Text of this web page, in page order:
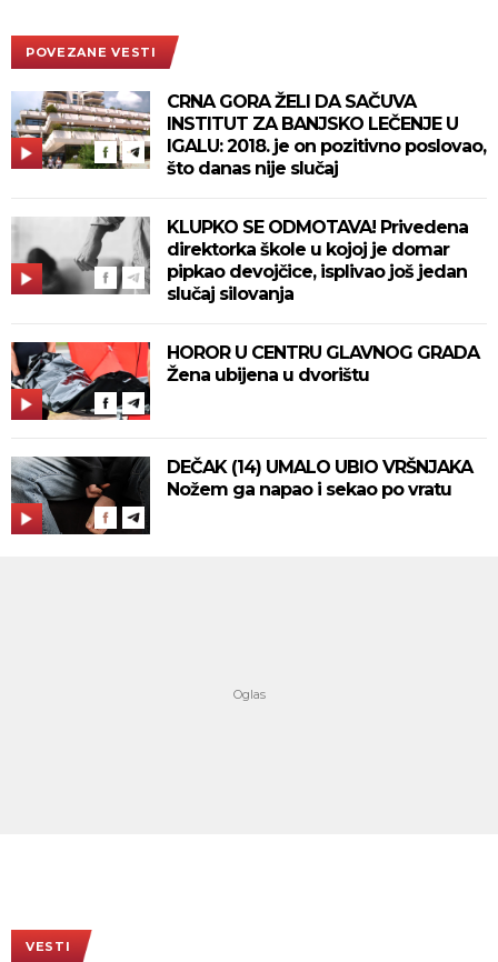
POVEZANE VESTI
CRNA GORA ŽELI DA SAČUVA
INSTITUT ZA BANJSKO LEČENJE U
IGALU: 2018. je on pozitivno poslovao,
što danas nije slučaj
KLUPKO SE ODMOTAVA! Privedena
direktorka škole u kojoj je domar
pipkao devojčice, isplivao još jedan
slučaj silovanja
HOROR U CENTRU GLAVNOG GRADA
Žena ubijena u dvorištu
DEČAK (14) UMALO UBIO VRŠNJAKA
Nožem ga napao i sekao po vratu
VESTI